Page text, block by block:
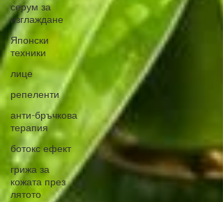
серум за
изглаждане
Японски
техники
лице
репеленти
анти-бръчкова
терапия
ботокс ефект
грижа за
кожата през
лятото